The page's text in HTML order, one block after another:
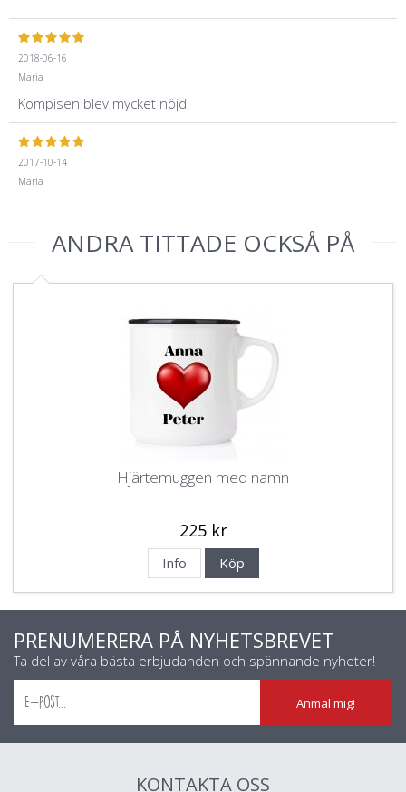
2018-06-16
Maria
Kompisen blev mycket nöjd!
2017-10-14
Maria
ANDRA TITTADE OCKSÅ PÅ
Hjärtemuggen med namn
225 kr
Info Köp
PRENUMERERA PÅ NYHETSBREVET
Ta del av våra bästa erbjudanden och spännande nyheter!
Anmäl mig!
KONTAKTA OSS